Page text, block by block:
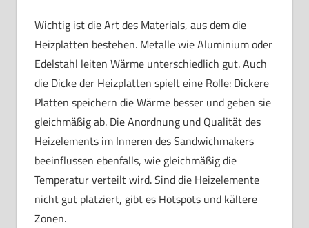
Wichtig ist die Art des Materials, aus dem die
Heizplatten bestehen. Metalle wie Aluminium oder
Edelstahl leiten Wärme unterschiedlich gut. Auch
die Dicke der Heizplatten spielt eine Rolle: Dickere
Platten speichern die Wärme besser und geben sie
gleichmäßig ab. Die Anordnung und Qualität des
Heizelements im Inneren des Sandwichmakers
beeinflussen ebenfalls, wie gleichmäßig die
Temperatur verteilt wird. Sind die Heizelemente
nicht gut platziert, gibt es Hotspots und kältere
Zonen.